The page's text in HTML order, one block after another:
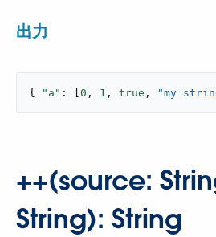
出力
{ "a" : [ 0 , 1 , true , "my
++(source:
String): String